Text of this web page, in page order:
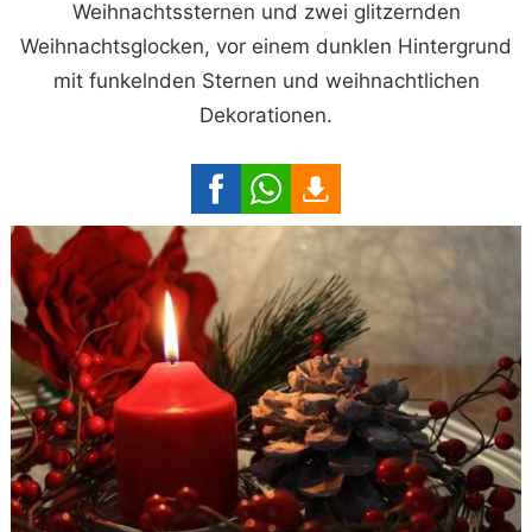
Weihnachtssternen und zwei glitzernden
Weihnachtsglocken, vor einem dunklen Hintergrund
mit funkelnden Sternen und weihnachtlichen
Dekorationen.